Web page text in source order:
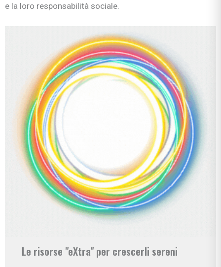
e la loro responsabilità sociale.
Le risorse "eXtra" per crescerli sereni